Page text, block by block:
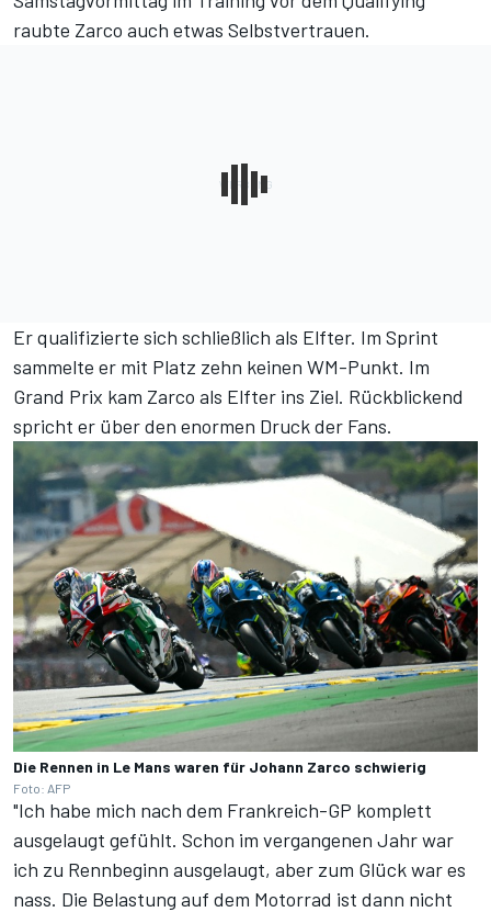
raubte Zarco auch etwas Selbstvertrauen.
Er qualifizierte sich schließlich als Elfter. Im Sprint
sammelte er mit Platz zehn keinen WM-Punkt. Im
Grand Prix kam Zarco als Elfter ins Ziel. Rückblickend
spricht er über den enormen Druck der Fans.
Die Rennen in Le Mans waren für Johann Zarco schwierig
Foto: AFP
"Ich habe mich nach dem Frankreich-GP komplett
ausgelaugt gefühlt. Schon im vergangenen Jahr war
ich zu Rennbeginn ausgelaugt, aber zum Glück war es
nass. Die Belastung auf dem Motorrad ist dann nicht